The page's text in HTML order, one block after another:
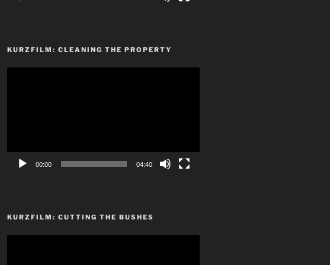
KURZFILM: CLEANING THE PROPERTY
00:00 04:40
KURZFILM: CUTTING THE BUSHES